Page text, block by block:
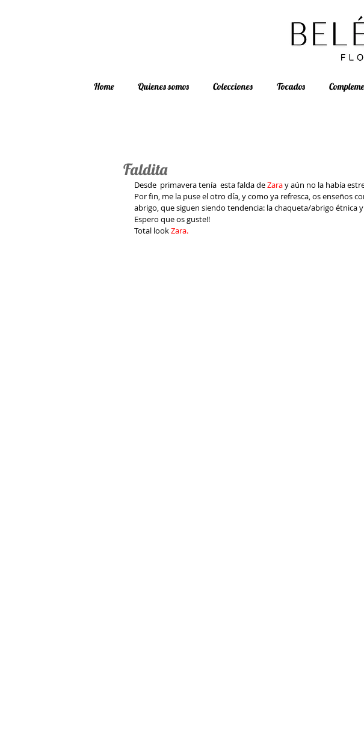
Home Quienes somos Colecciones Tocados
Faldita
Desde  primavera tenía  esta falda de Zara y aún no la había
Por fin, me la puse el otro día, y como ya refresca, os enseños
abrigo, que siguen siendo tendencia: la chaqueta/abrigo étnica
Espero que os guste!!
Total look Zara.